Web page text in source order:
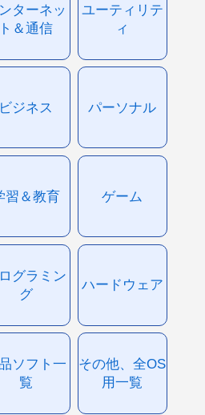
ターネッ
ト＆通信
ユーティリテ
ィ
ビジネス パーソナル
習＆教育 ゲーム
グラミン
グ
ハードウェア
ソフト一
覧
その他、全OS
用一覧